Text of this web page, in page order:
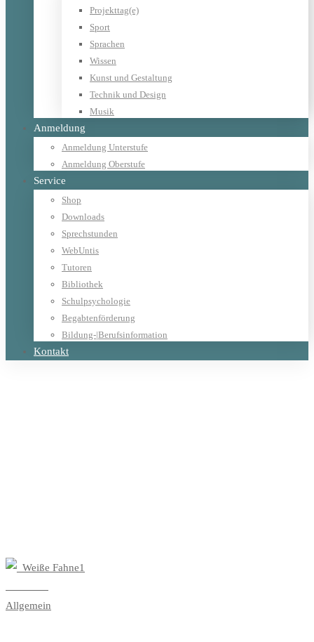
Projekttag(e)
Sport
Sprachen
Wissen
Kunst und Gestaltung
Technik und Design
Musik
Anmeldung
Anmeldung Unterstufe
Anmeldung Oberstufe
Service
Shop
Downloads
Sprechstunden
WebUntis
Tutoren
Bibliothek
Schulpsychologie
Begabtenförderung
Bildung-|Berufsinformation
Kontakt
Allgemein